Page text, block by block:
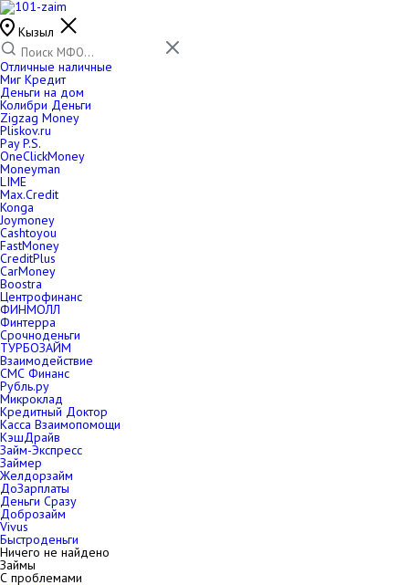
Кызыл
Отличные наличные
Миг Кредит
Деньги на дом
Колибри Деньги
Zigzag Money
Pliskov.ru
Pay P.S.
OneClickMoney
Moneyman
LIME
Max.Credit
Konga
Joymoney
Cashtoyou
FastMoney
CreditPlus
CarMoney
Boostra
Центрофинанс
ФИНМОЛЛ
Финтерра
Срочноденьги
ТУРБОЗАЙМ
Взаимодействие
СМС Финанс
Рубль.ру
Микроклад
Кредитный Доктор
Касса Взаимопомощи
КэшДрайв
Займ-Экспресс
Займер
Желдорзайм
ДоЗарплаты
Деньги Сразу
Доброзайм
Vivus
Быстроденьги
Ничего не найдено
Займы
С проблемами